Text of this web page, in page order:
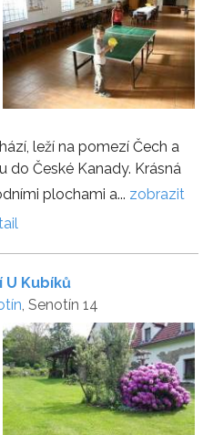
leží na pomezí Čech a
do České Kanady. Krásná
plochami a... zobrazit
U Kubíků
, Senotín 14